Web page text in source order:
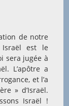
de notre
est le
sera jugée à
L’apôtre a
et l’a
» d’Israël.
Israël !